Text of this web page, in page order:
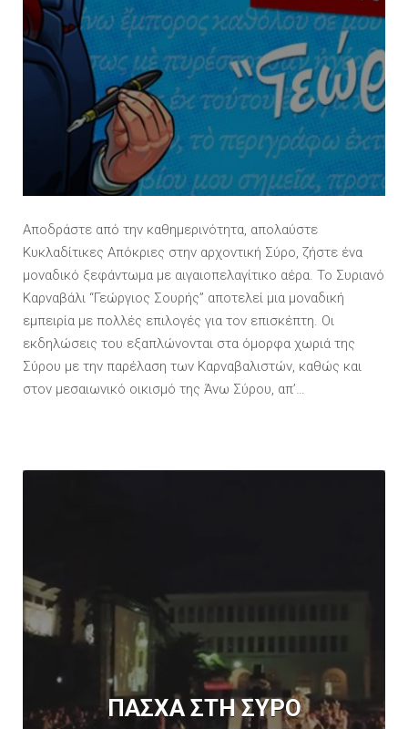
Αποδράστε από την καθημερινότητα, απολαύστε
Κυκλαδίτικες Απόκριες στην αρχοντική Σύρο, ζήστε ένα
μοναδικό ξεφάντωμα με αιγαιοπελαγίτικο αέρα. Το Συριανό
Καρναβάλι “Γεώργιος Σουρής” αποτελεί μια μοναδική
εμπειρία με πολλές επιλογές για τον επισκέπτη. Οι
εκδηλώσεις του εξαπλώνονται στα όμορφα χωριά της
Σύρου με την παρέλαση των Καρναβαλιστών, καθώς και
στον μεσαιωνικό οικισμό της Άνω Σύρου, απ’…
ΠΑΣΧΑ ΣΤΗ ΣΥΡΟ